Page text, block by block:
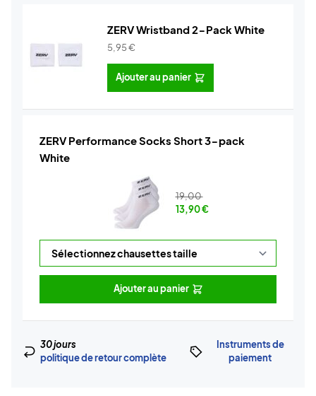
ZERV Wristband 2-Pack White
5,95€
Ajouter au panier
ZERV Performance Socks Short 3-pack
White
19,00
13,90€
Ajouter au panier
30 jours
politique de retour complète
Instruments de
paiement